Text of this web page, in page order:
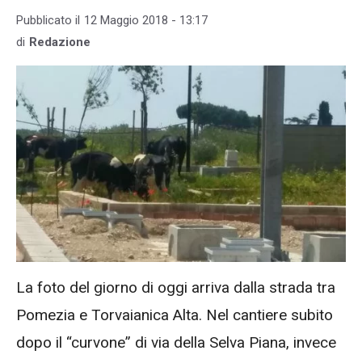
Pubblicato il 12 Maggio 2018 - 13:17
di Redazione
La foto del giorno di oggi arriva dalla strada tra
Pomezia e Torvaianica Alta. Nel cantiere subito
dopo il “curvone” di via della Selva Piana, invece